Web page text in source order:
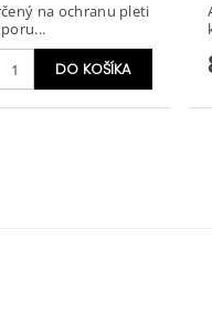
na ochranu pleti